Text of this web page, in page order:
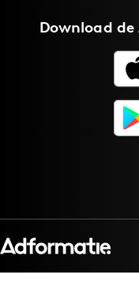
Download de